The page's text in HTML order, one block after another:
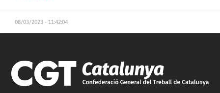
08/03/2023 - 11:42:04